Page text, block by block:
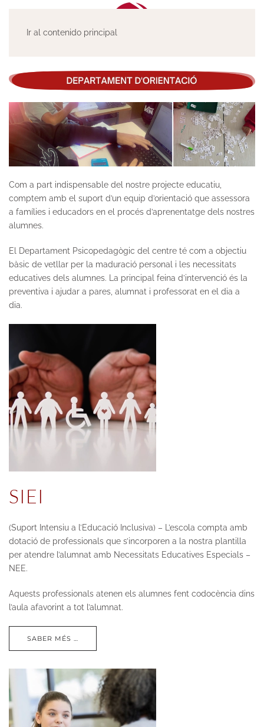
Ir al contenido principal
Com a part indispensable del nostre projecte educatiu,
comptem amb el suport d’un equip d’orientació que assessora
a famílies i educadors en el procés d’aprenentatge dels nostres
alumnes.
El Departament Psicopedagògic del centre té com a objectiu
bàsic de vetllar per la maduració personal i les necessitats
educatives dels alumnes. La principal feina d’intervenció és la
preventiva i ajudar a pares, alumnat i professorat en el dia a
dia.
SIEI
(Suport Intensiu a l’Educació Inclusiva) – L’escola compta amb
dotació de professionals que s’incorporen a la nostra plantilla
per atendre l’alumnat amb Necessitats Educatives Especials –
NEE.
Aquests professionals atenen els alumnes fent codocència dins
l’aula afavorint a tot l’alumnat.
SABER MÉS …